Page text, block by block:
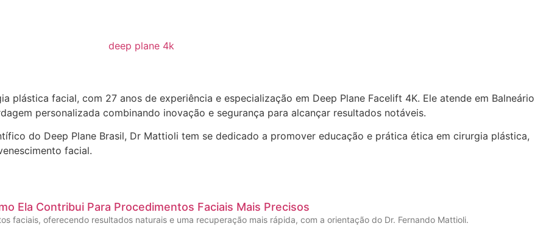
plástica facial, com 27 anos de experiência e especialização em Deep Plane Facelift 4K. Ele atende em Balneário
personalizada combinando inovação e segurança para alcançar resultados notáveis.
do Deep Plane Brasil, Dr Mattioli tem se dedicado a promover educação e prática ética em cirurgia plástica,
facial.
Ela Contribui Para Procedimentos Faciais Mais Precisos
faciais, oferecendo resultados naturais e uma recuperação mais rápida, com a orientação do Dr. Fernando Mattioli.